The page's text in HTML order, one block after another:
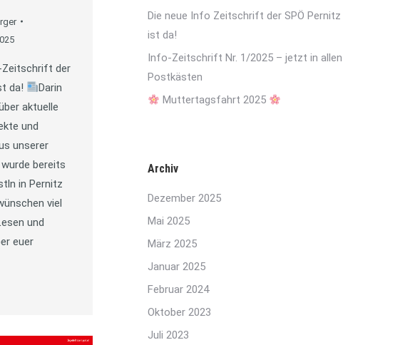
Zeitschrift der
da!
Darin
aktuelle
und
unserer
bereits
in Pernitz
viel
und
euer
Die neue Info Zeitschrift der SPÖ Pernitz
ist da!
Info-Zeitschrift Nr. 1/2025 – jetzt in allen
Postkästen
Muttertagsfahrt 2025
Archiv
Dezember 2025
Mai 2025
März 2025
Januar 2025
Februar 2024
Oktober 2023
Juli 2023